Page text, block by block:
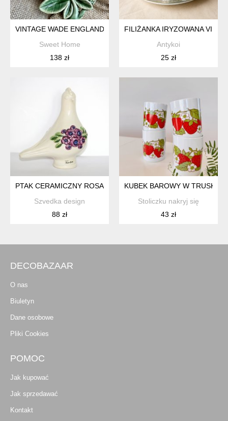
VINTAGE WADE ENGLAND PORCELAIN LEAF PIN DISH ❤
Sweet Home
138 zł
FILIŻANKA IRYZOWANA
Antykoi
25 zł
PTAK CERAMICZNY ROSA LJUNG L DUŻY
Szvedka design
88 zł
KUBEK BAROWY W
Stoliczku nakryj się
43 zł
DECOBAZAAR
O nas
Biuletyn
Dane osobowe
Pliki Cookies
POMOC
Jak kupować
Jak sprzedawać
Kontakt